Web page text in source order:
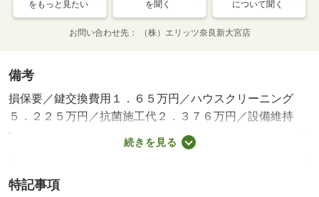
をもっと見たい を聞く について聞く
お問い合わせ先 （株）エリッツ奈良新大宮店
備考
損保要／鍵交換費用１．６５万円／ハウスクリーニング
５．２２５万円／抗菌施工代２．３７６万円／設備維持
費：５５０円／月 口座振替手数料：５２４円／月 更新
事務手数料：１６５００円／更新時／保証会社利用必：賃
レ別／エアコン／ＴＶインターホン／浴室乾燥機／室内洗
続きを見る
特記事項